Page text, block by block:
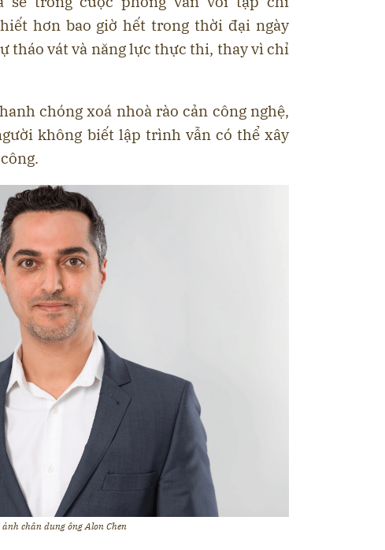
hơn bao giờ hết trong thời đại ngày
tháo vát và năng lực thực thi, thay vì chỉ
chóng xoá nhoà rào cản công nghệ,
không biết lập trình vẫn có thể xây
chân dung ông Alon Chen